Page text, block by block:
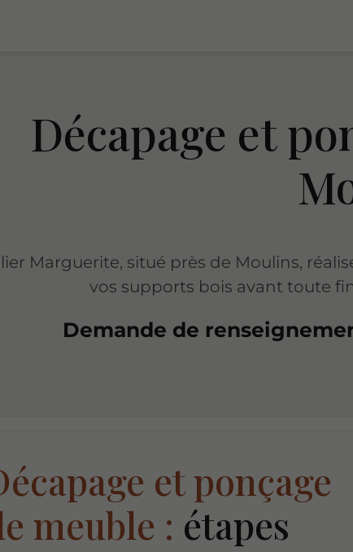
Décapage et
Marguerite, situé près de Moulins,
vos supports bois avant toute
Demande de
et ponçage
meuble : étapes